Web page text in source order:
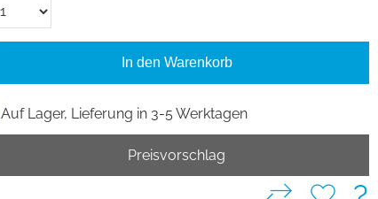
Auf Lager, Lieferung in 3-5 Werktagen
In den Warenkorb
Preisvorschlag